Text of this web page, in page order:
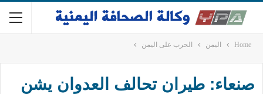
Home اليمن الحرب على اليمن
صنعاء: طيران تحالف العدوان يشن